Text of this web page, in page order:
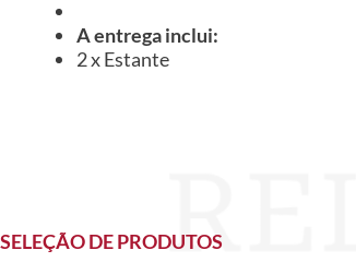
A entrega inclui:
2 x Estante
SELEÇÃO DE PRODUTOS